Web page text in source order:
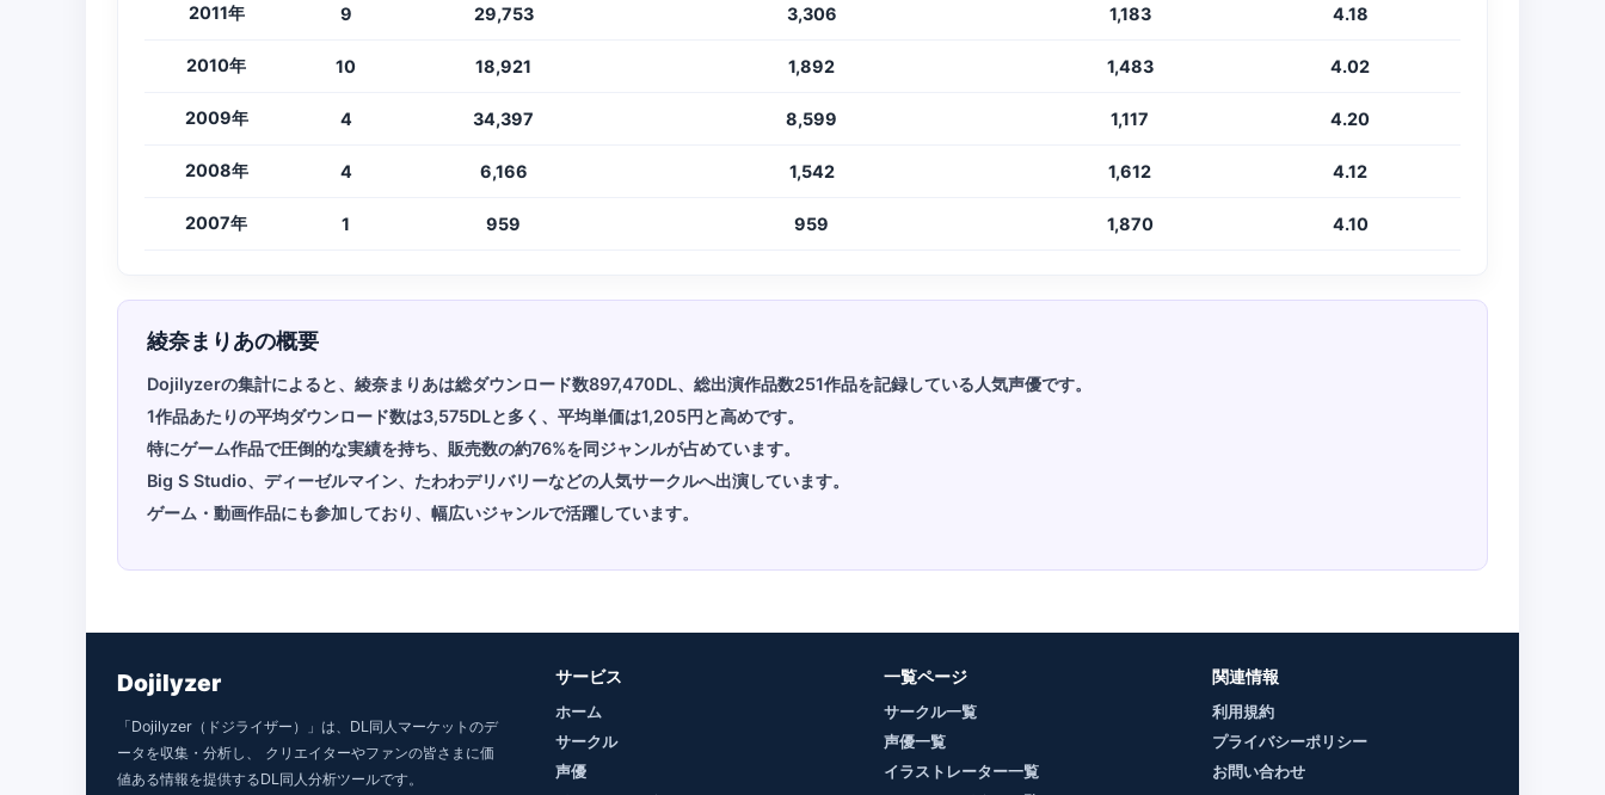
2011年 9 29,753 3,306 1,183 4.18
2010年 10 18,921 1,892 1,483 4.02
2009年 4 34,397 8,599 1,117 4.20
2008年 4 6,166 1,542 1,612 4.12
2007年 1 959 959 1,870 4.10
綾奈まりあの概要
Dojilyzerの集計によると、綾奈まりあは総ダウンロード数897,470DL、総出演作品数251作品を記録している人気声優です。
1作品あたりの平均ダウンロード数は3,575DLと多く、平均単価は1,205円と高めです。
特にゲーム作品で圧倒的な実績を持ち、販売数の約76%を同ジャンルが占めています。
Big S Studio、ディーゼルマイン、たわわデリバリーなどの人気サークルへ出演しています。
ゲーム・動画作品にも参加しており、幅広いジャンルで活躍しています。
Dojilyzer
「Dojilyzer（ドジライザー）」は、DL同人マーケットのデ
ータを収集・分析し、 クリエイターやファンの皆さまに価
値ある情報を提供するDL同人分析ツールです。
サービス
ホーム
サークル
声優
一覧ページ
サークル一覧
声優一覧
イラストレーター一覧
関連情報
利用規約
プライバシーポリシー
お問い合わせ